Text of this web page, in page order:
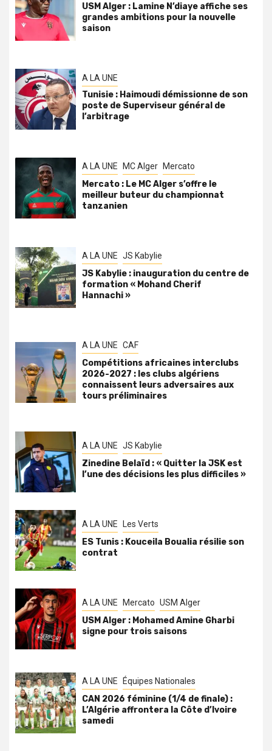
USM Alger : Lamine N’diaye affiche ses
grandes ambitions pour la nouvelle
saison
A LA UNE
Tunisie : Haimoudi démissionne de son
poste de Superviseur général de
l’arbitrage
A LA UNE MC Alger Mercato
Mercato : Le MC Alger s’offre le
meilleur buteur du championnat
tanzanien
A LA UNE JS Kabylie
JS Kabylie : inauguration du centre de
formation « Mohand Cherif
Hannachi »
A LA UNE CAF
Compétitions africaines interclubs
2026-2027 : les clubs algériens
connaissent leurs adversaires aux
tours préliminaires
A LA UNE JS Kabylie
Zinedine Belaïd : « Quitter la JSK est
l’une des décisions les plus difficiles »
A LA UNE Les Verts
ES Tunis : Kouceila Boualia résilie son
contrat
A LA UNE Mercato USM Alger
USM Alger : Mohamed Amine Gharbi
signe pour trois saisons
A LA UNE Équipes Nationales
CAN 2026 féminine (1/4 de finale) :
L’Algérie affrontera la Côte d’Ivoire
samedi